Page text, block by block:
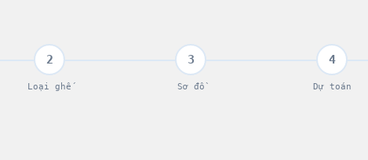
2
Loại ghế
3
Sơ đồ
4
Dự toán